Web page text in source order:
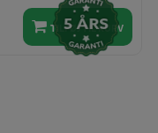
TILFØJ TIL KURV